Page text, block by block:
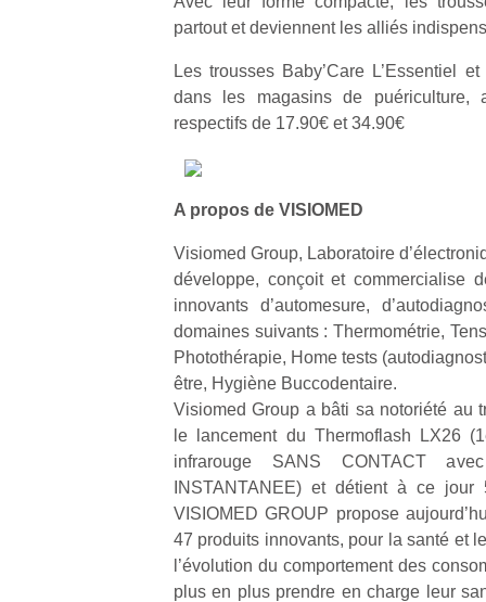
partout et deviennent les alliés
Les trousses Baby’Care L’Essentiel
dans les magasins de puériculture,
respectifs de 17.90€ et 34.90€
A propos de VISIOMED
Visiomed Group, Laboratoire
développe, conçoit et commercialise
innovants d’automesure,
domaines suivants : Thermométrie,
Photothérapie, Home tests
être, Hygiène Buccodentaire.
Visiomed Group a bâti sa notoriété au
le lancement du Thermoflash LX26
infrarouge SANS CONTACT
INSTANTANEE) et détient à ce
VISIOMED GROUP propose
47 produits innovants, pour la santé et
l’évolution du comportement des
plus en plus prendre en charge leur
ou
apprentissage…